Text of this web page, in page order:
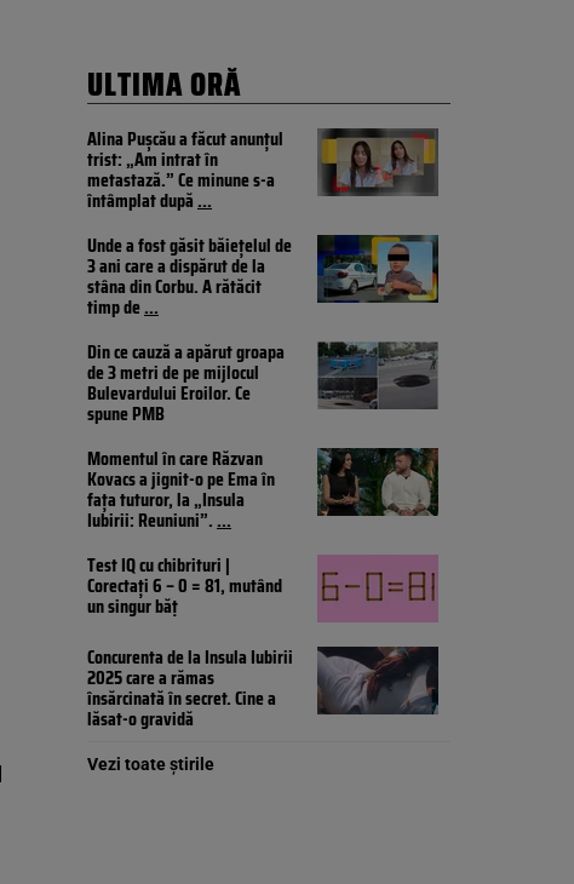
ULTIMA ORĂ
Alina Pușcău a făcut anunțul
trist: „Am intrat în
metastază.” Ce minune s-a
întâmplat după...
Unde a fost găsit băiețelul de
3 ani care a dispărut de la
stâna din Corbu. A rătăcit
timp de...
Din ce cauză a apărut groapa
de 3 metri de pe mijlocul
Bulevardului Eroilor. Ce
spune PMB
Momentul în care Răzvan
Kovacs a jignit-o pe Ema în
fața tuturor, la „Insula
Iubirii: Reuniuni”....
Test IQ cu chibrituri |
Corectați 6 – 0 = 81, mutând
un singur băț
Concurenta de la Insula Iubirii
2025 care a rămas
însărcinată în secret. Cine a
lăsat-o gravidă
Vezi toate știrile